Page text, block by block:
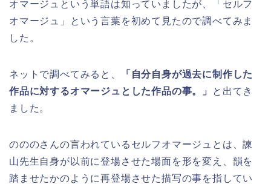
オマージュという単語は知っていましたが、「セルフ
オマージュ」という言葉を初めて見たので調べてみま
した。
ネットで調べてみると、
「自分自身が過去に制作した
作品に対するオマージュとした作品の事。」
と出てき
ました。
のののさんの言われているセルフオマージュとは、諫
山先生自身が以前に登場させた場面を形を変え、韻を
踏ませたかのように再登場させた描写の事を指してい